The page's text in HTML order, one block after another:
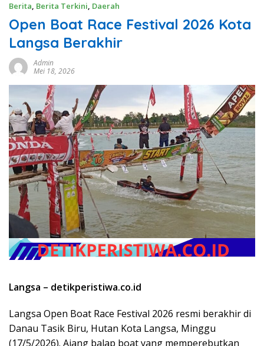
Berita, Berita Terkini, Daerah
Open Boat Race Festival 2026 Kota
Langsa Berakhir
Admin
Mei 18, 2026
Langsa – detikperistiwa.co.id
Langsa Open Boat Race Festival 2026 resmi berakhir di
Danau Tasik Biru, Hutan Kota Langsa, Minggu
(17/5/2026). Ajang balap boat yang memperebutkan